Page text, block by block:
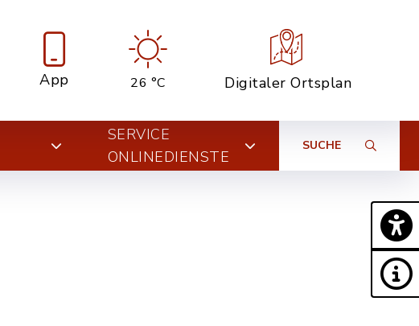
App 26 °C Digitaler Ortsplan
SERVICE
ONLINEDIENSTE
SUCHE